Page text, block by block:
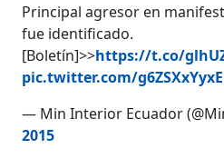
Principal agresor en
fue identificado.
[Boletín]>>https://t.co/
pic.twitter.com/g6ZSXxYyxE
— Min Interior Ecuador
2015